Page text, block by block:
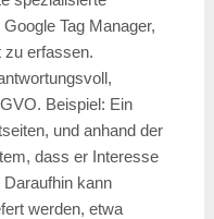
Tag Manager,
zu erfassen.
Beispiel: Ein
und anhand der
dass er Interesse
kann
werden, etwa